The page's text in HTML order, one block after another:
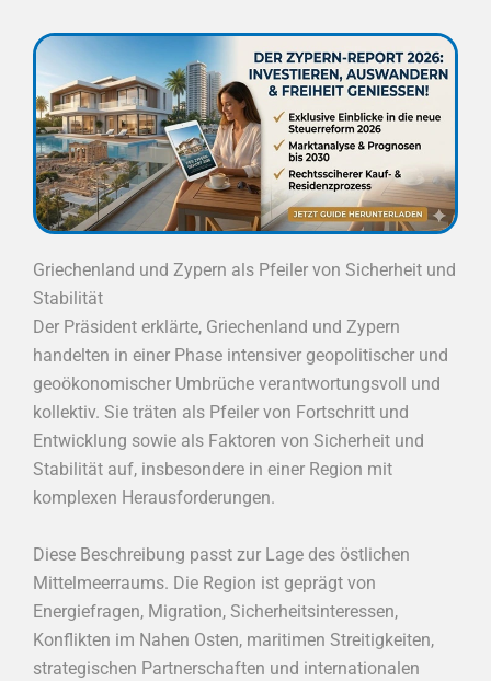
Griechenland und Zypern als Pfeiler von Sicherheit und
Stabilität
Der Präsident erklärte, Griechenland und Zypern
handelten in einer Phase intensiver geopolitischer und
geoökonomischer Umbrüche verantwortungsvoll und
kollektiv. Sie träten als Pfeiler von Fortschritt und
Entwicklung sowie als Faktoren von Sicherheit und
Stabilität auf, insbesondere in einer Region mit
komplexen Herausforderungen.
Diese Beschreibung passt zur Lage des östlichen
Mittelmeerraums. Die Region ist geprägt von
Energiefragen, Migration, Sicherheitsinteressen,
Konflikten im Nahen Osten, maritimen Streitigkeiten,
strategischen Partnerschaften und internationalen